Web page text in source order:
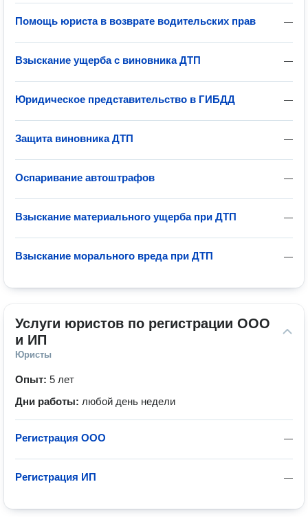
—
Помощь юриста в возврате водительских прав
—
Взыскание ущерба с виновника ДТП
—
Юридическое представительство в ГИБДД
—
Защита виновника ДТП
—
Оспаривание автоштрафов
—
Взыскание материального ущерба при ДТП
—
Взыскание морального вреда при ДТП
Услуги юристов по регистрации ООО
и ИП
Юристы
Опыт: 5 лет
Дни работы: любой день недели
—
Регистрация ООО
—
Регистрация ИП